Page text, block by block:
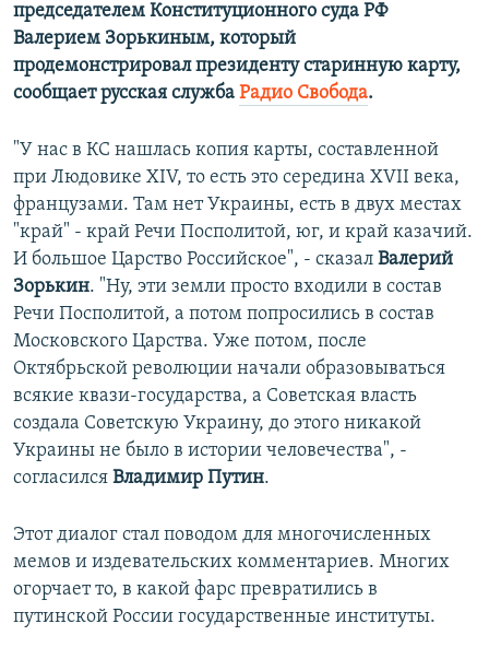
председателем Конституционного суда РФ
Валерием Зорькиным, который
продемонстрировал президенту старинную карту,
сообщает русская служба Радио Свобода.
"У нас в КС нашлась копия карты, составленной
при Людовике XIV, то есть это середина XVII века,
французами. Там нет Украины, есть в двух местах
"край" - край Речи Посполитой, юг, и край казачий.
И большое Царство Российское", - сказал Валерий
Зорькин. "Ну, эти земли просто входили в состав
Речи Посполитой, а потом попросились в состав
Московского Царства. Уже потом, после
Октябрьской революции начали образовываться
всякие квази-государства, а Советская власть
создала Советскую Украину, до этого никакой
Украины не было в истории человечества", -
согласился Владимир Путин.
Этот диалог стал поводом для многочисленных
мемов и издевательских комментариев. Многих
огорчает то, в какой фарс превратились в
путинской России государственные институты.